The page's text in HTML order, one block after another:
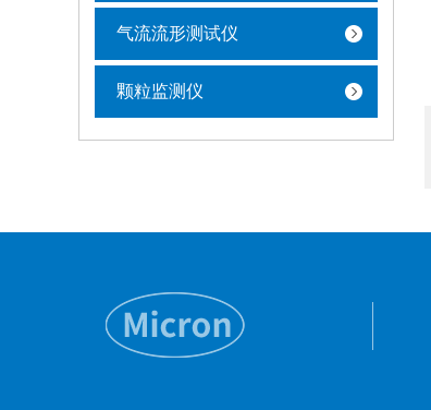
气流流形测试仪
颗粒监测仪